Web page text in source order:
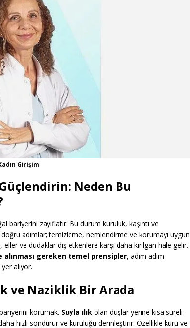
Girişim
Neden Bu
bariyerini zayıflatır. Bu durum kuruluk, kaşıntı ve
adımlar; temizleme, nemlendirme ve korumayı uygun
ve dudaklar dış etkenlere karşı daha kırılgan hale gelir.
alınması gereken temel prensipler, adım adım
alıyor.
ve Naziklik Bir Arada
korumak. Suyla ılık olan duşlar yerine kısa süreli
hızlı söndürür ve kuruluğu derinleştirir. Özellikle kuru ve